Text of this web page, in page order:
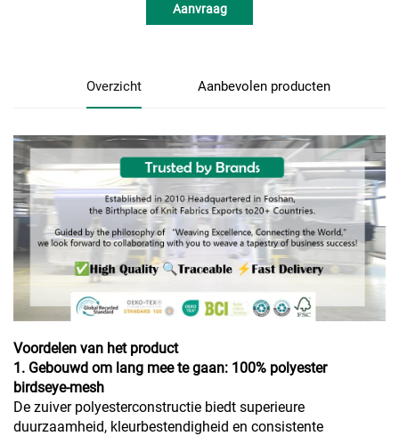
Aanvraag
Overzicht Aanbevolen producten
Voordelen van het product
1. Gebouwd om lang mee te gaan: 100% polyester
birdseye-mesh
De zuiver polyesterconstructie biedt superieure
duurzaamheid, kleurbestendigheid en consistente